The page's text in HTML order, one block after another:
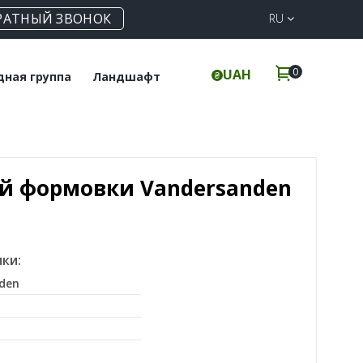
ЗВОНОК RU
группа
ступени
Ландшафт
Элементы для забора
UAH 0
формовки Vandersanden